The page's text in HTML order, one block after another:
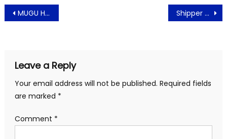
Post
navigation
MUGU Hadirkan Produk Perlengkapan Anak Ramah untuk Lingkungan Shipper Tingkatkan Keunggulan Kompetitif Produk UMKM Melalui Legendary Brand Festival 2023
Leave a Reply
Your email address will not be published. Required fields
are marked *
Comment *